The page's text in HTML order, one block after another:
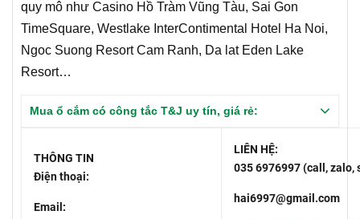
quy mô như Casino Hồ Tràm Vũng Tàu, Sai Gon
TimeSquare, Westlake InterContimental Hotel Ha Noi,
Ngoc Suong Resort Cam Ranh, Da lat Eden Lake
Resort…
Mua ổ cắm có công tắc T&J uy tín, giá rẻ:
THÔNG TIN
Điện thoại:
Email:
LIÊN HỆ:
035 6976997 (call, zalo,
hai6997@gmail.com